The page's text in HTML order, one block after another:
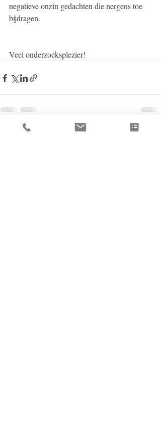
negatieve onzin gedachten die nergens toe
bijdragen.
Veel onderzoeksplezier!